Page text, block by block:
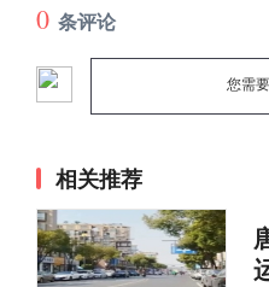
0 条评论
您需
相关推荐